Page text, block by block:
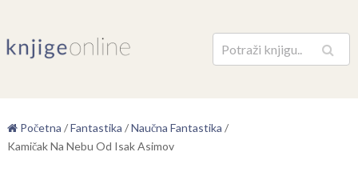
Pretraga
Početna /Fantastika /Naučna Fantastika /
Kamičak Na Nebu Od Isak Asimov